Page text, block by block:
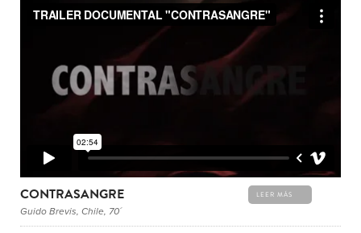
CONTRASANGRE LEER MÁS
Guido Brevis, Chile, 70´